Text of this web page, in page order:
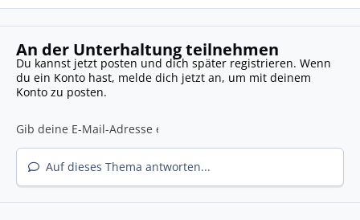
An der Unterhaltung teilnehmen
Du kannst jetzt posten und dich später registrieren. Wenn
du ein Konto hast, melde dich jetzt an, um mit deinem
Konto zu posten.
Auf dieses Thema antworten...